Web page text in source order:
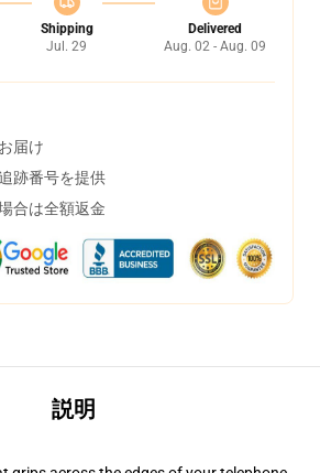
Shipping
Jul. 29
Delivered
Aug. 02 - Aug. 09
届け
跡番号を提供
合は全額返金
説明